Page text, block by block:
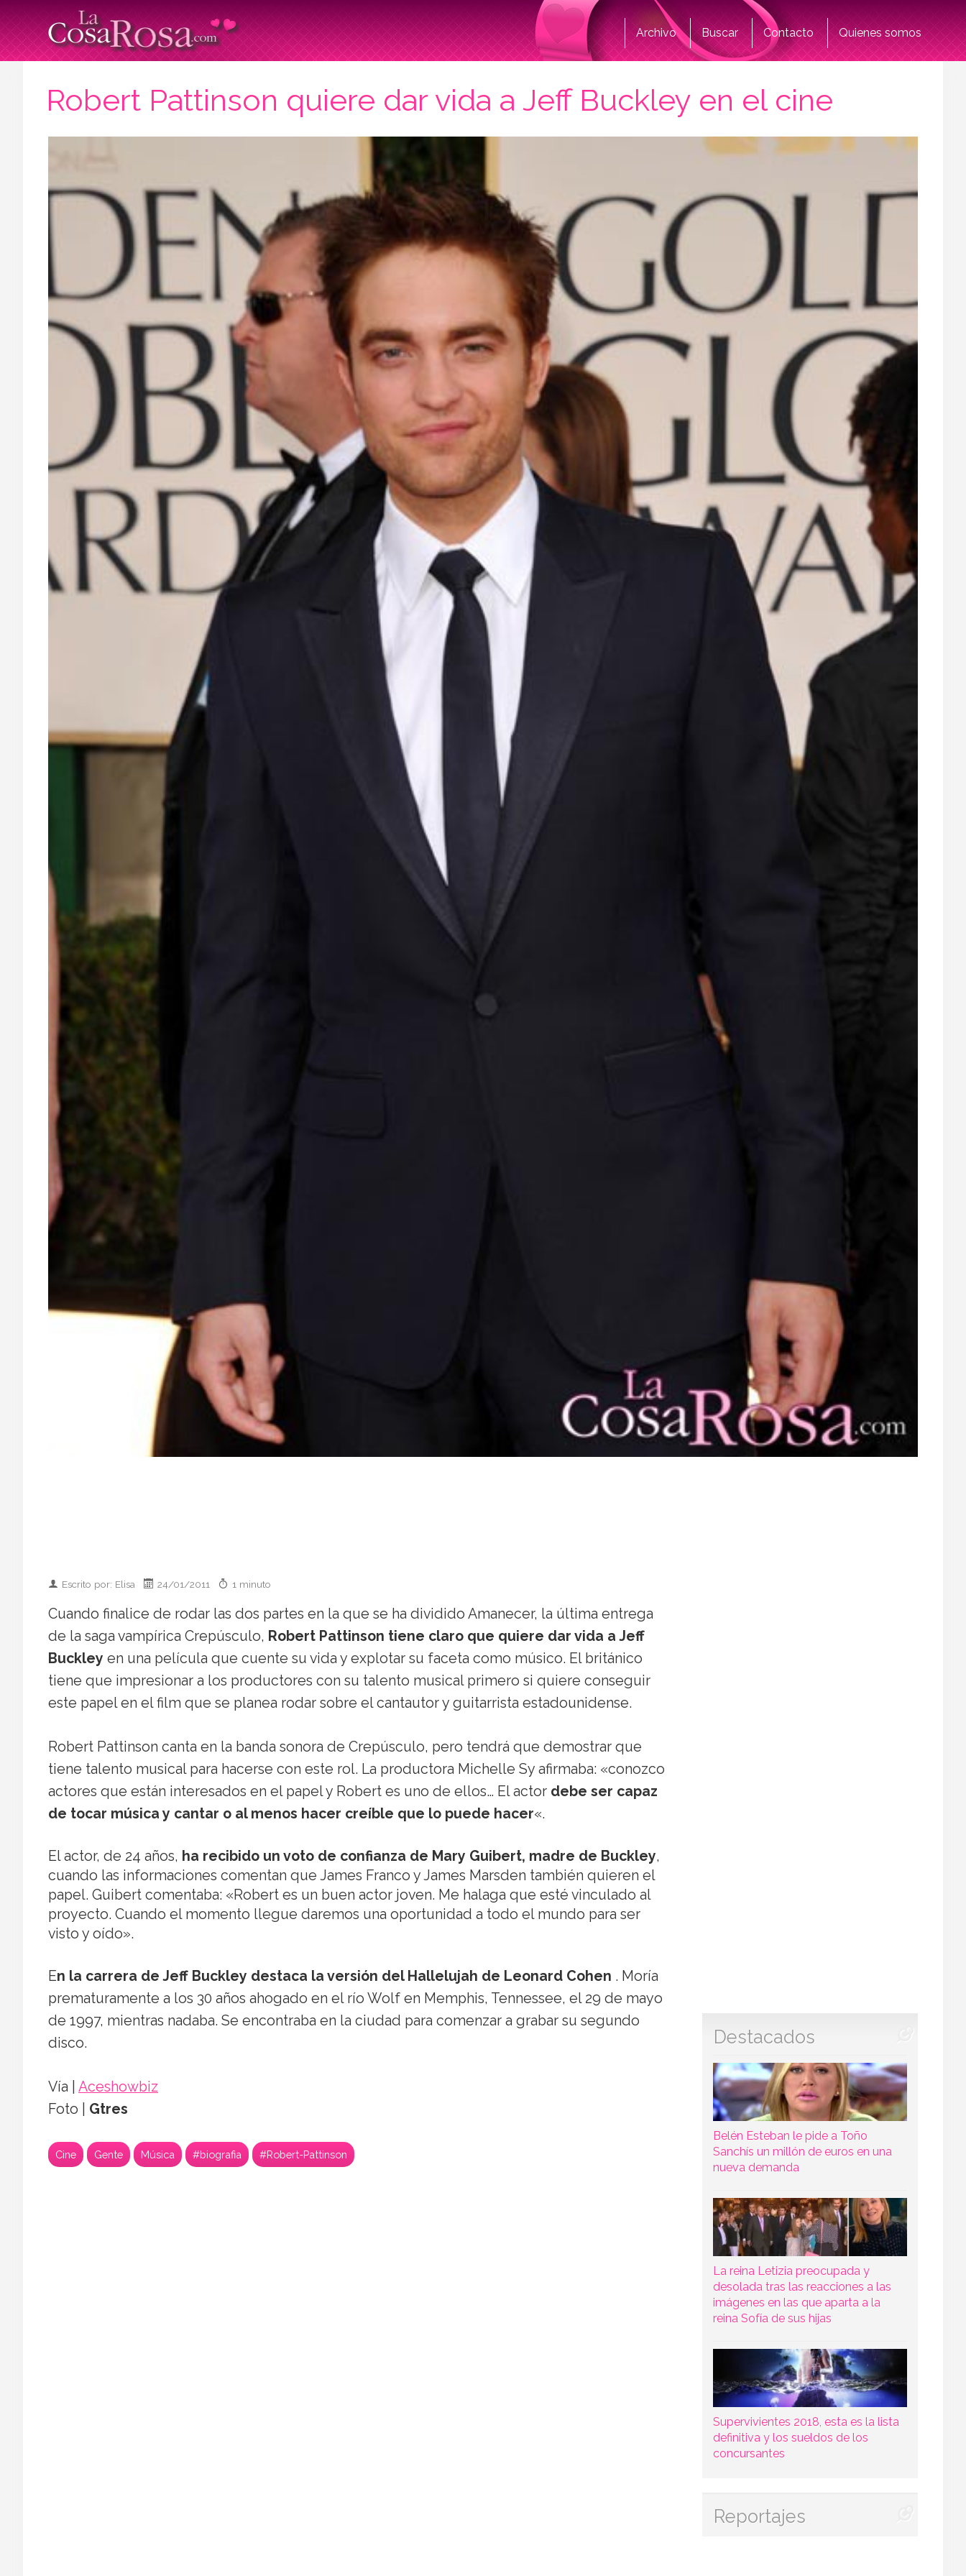
Archivo Buscar Contacto Quienes somos
Robert Pattinson quiere dar vida a Jeff Buckley en el cine
Escrito por: Elisa 24/01/2011 1 minuto
Cuando finalice de rodar las dos partes en la que se ha dividido Amanecer, la última entrega
de la saga vampírica Crepúsculo, Robert Pattinson tiene claro que quiere dar vida a Jeff
Buckley en una película que cuente su vida y explotar su faceta como músico. El británico
tiene que impresionar a los productores con su talento musical primero si quiere conseguir
este papel en el film que se planea rodar sobre el cantautor y guitarrista estadounidense.
Robert Pattinson canta en la banda sonora de Crepúsculo, pero tendrá que demostrar que
tiene talento musical para hacerse con este rol. La productora Michelle Sy afirmaba: «conozco
actores que están interesados en el papel y Robert es uno de ellos… El actor debe ser capaz
de tocar música y cantar o al menos hacer creíble que lo puede hacer«.
El actor, de 24 años, ha recibido un voto de confianza de Mary Guibert, madre de Buckley,
cuando las informaciones comentan que James Franco y James Marsden también quieren el
papel. Guibert comentaba: «Robert es un buen actor joven. Me halaga que esté vinculado al
proyecto. Cuando el momento llegue daremos una oportunidad a todo el mundo para ser
visto y oído».
En la carrera de Jeff Buckley destaca la versión del Hallelujah de Leonard Cohen . Moría
prematuramente a los 30 años ahogado en el río Wolf en Memphis, Tennessee, el 29 de mayo
de 1997, mientras nadaba. Se encontraba en la ciudad para comenzar a grabar su segundo
disco.
Vía | Aceshowbiz
Foto | Gtres
Cine Gente Música #biografia #Robert-Pattinson
Destacados
Belén Esteban le pide a Toño
Sanchís un millón de euros en una
nueva demanda
La reina Letizia preocupada y
desolada tras las reacciones a las
imágenes en las que aparta a la
reina Sofía de sus hijas
Supervivientes 2018, esta es la lista
definitiva y los sueldos de los
concursantes
Reportajes